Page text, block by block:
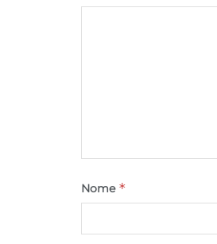
Nome *